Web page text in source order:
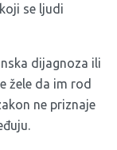
se ljudi
dijagnoza ili
žele da im rod
ne priznaje